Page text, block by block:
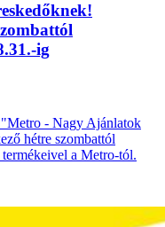
ig
"Metro - Nagy Ajánlatok
hétre szombattól
a Metro-tól.